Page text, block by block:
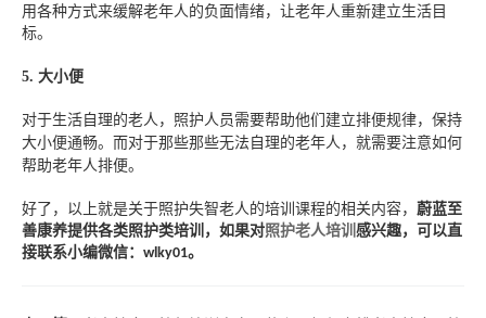
用各种方式来缓解老年人的负面情绪，让老年人重新建立生活目
标。
5. 大小便
对于生活自理的老人， 照护人员需要帮助他们建立排便规律，保持
大小便通畅。 而对于那些那些无法自理的老年人，就需要注意如何
帮助老年人排便。
好了，以上就是关于照护失智老人的培训课程的相关内容， 蔚蓝至
善康养提供各类照护类培训，如果对照护老人培训 感兴趣，可以直
接联系小编微信： wlky01。